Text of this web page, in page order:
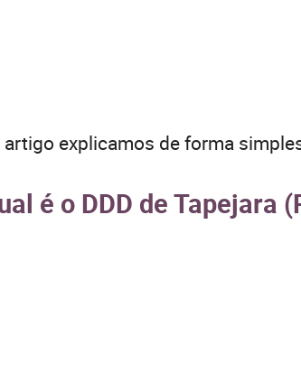
explicamos de forma
é o DDD de Tapejara